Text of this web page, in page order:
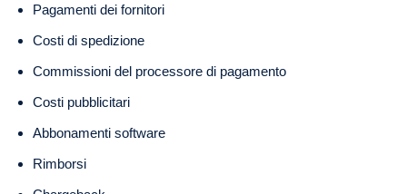
Pagamenti dei fornitori
Costi di spedizione
Commissioni del processore di pagamento
Costi pubblicitari
Abbonamenti software
Rimborsi